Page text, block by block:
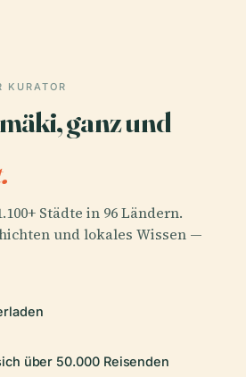
KURATOR
ganz und
Städte in 96 Ländern.
und lokales Wissen —
über 50.000 Reisenden